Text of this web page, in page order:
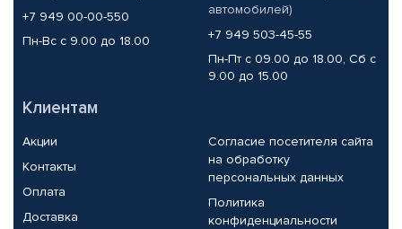
+7 949 00-00-550
Пн-Вс с 9.00 до 18.00
автомобилей)
+7 949 503-45-55
Пн-Пт с 09.00 до 18.00, Сб с
9.00 до 15.00
Клиентам
Акции
Контакты
Оплата
Доставка
Согласие посетителя сайта
на обработку
персональных данных
Политика
конфиденциальности